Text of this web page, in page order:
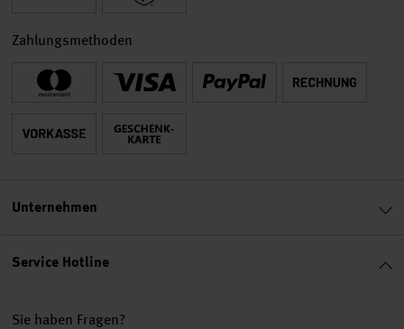
Service Hotline
Sie haben Fragen?
Zahlungsmethoden
Unternehmen